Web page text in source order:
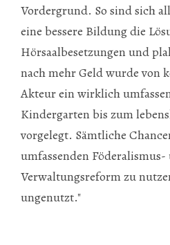
Vordergrund. So sind sich
eine bessere Bildung die
Hörsaalbesetzungen und
nach mehr Geld wurde von
Akteur ein wirklich
Kindergarten bis zum
vorgelegt. Sämtliche
umfassenden
Verwaltungsreform zu
ungenutzt."